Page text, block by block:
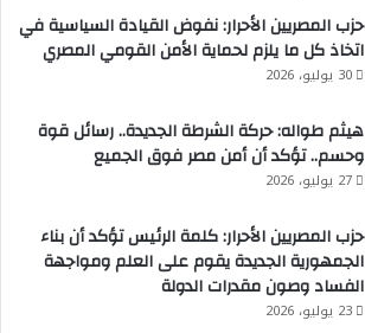
حزب المصريين الأحرار: نفوض القيادة السياسية في
اتخاذ كل ما يلزم لحماية الأمن القومي المصري
30 يوليو، 2026
هيثم طواله: حركة الشرطة الجديدة.. رسائل قوة
وحسم.. تؤكد أن أمن مصر فوق الجميع
27 يوليو، 2026
حزب المصريين الأحرار: كلمة الرئيس تؤكد أن بناء
الجمهورية الجديدة يقوم على العلم ومواجهة
الفساد وصون مقدرات الدولة
23 يوليو، 2026